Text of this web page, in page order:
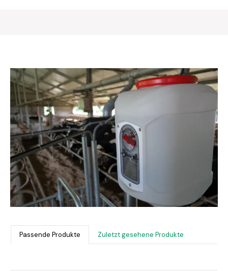
Bildergalerie überspringen
Passende Produkte Zuletzt gesehene Produkte